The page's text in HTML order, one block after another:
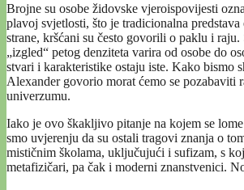
Brojne su osobe židovske vjeroispovijesti
plavoj svjetlosti, što je tradicionalna
strane, kršćani su često govorili o paklu i raju.
„izgled“ petog denziteta varira od osobe do
stvari i karakteristike ostaju iste. Kako bismo
Alexander govorio morat ćemo se pozabaviti
univerzumu.
Iako je ovo škakljivo pitanje na kojem se
smo uvjerenju da su ostali tragovi znanja o
mističnim školama, uključujući i sufizam, s
metafizičari, pa čak i moderni znanstvenici.